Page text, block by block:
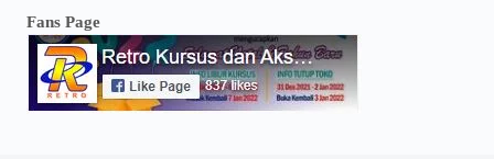
Fans Page